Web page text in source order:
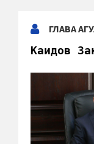
ГЛАВА
Каидов